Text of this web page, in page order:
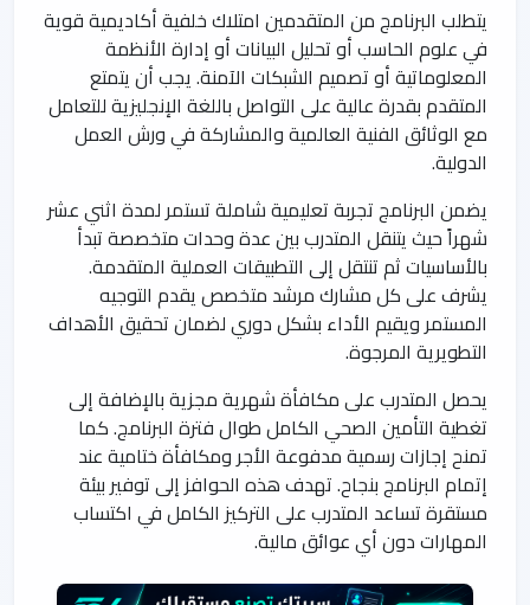
يتطلب البرنامج من المتقدمين امتلاك خلفية أكاديمية قوية
في علوم الحاسب أو تحليل البيانات أو إدارة الأنظمة
المعلوماتية أو تصميم الشبكات الآمنة. يجب أن يتمتع
المتقدم بقدرة عالية على التواصل باللغة الإنجليزية للتعامل
مع الوثائق الفنية العالمية والمشاركة في ورش العمل
الدولية.
يضمن البرنامج تجربة تعليمية شاملة تستمر لمدة اثني عشر
شهراً حيث يتنقل المتدرب بين عدة وحدات متخصصة تبدأ
بالأساسيات ثم تنتقل إلى التطبيقات العملية المتقدمة.
يشرف على كل مشارك مرشد متخصص يقدم التوجيه
المستمر ويقيم الأداء بشكل دوري لضمان تحقيق الأهداف
التطويرية المرجوة.
يحصل المتدرب على مكافأة شهرية مجزية بالإضافة إلى
تغطية التأمين الصحي الكامل طوال فترة البرنامج. كما
تمنح إجازات رسمية مدفوعة الأجر ومكافأة ختامية عند
إتمام البرنامج بنجاح. تهدف هذه الحوافز إلى توفير بيئة
مستقرة تساعد المتدرب على التركيز الكامل في اكتساب
المهارات دون أي عوائق مالية.